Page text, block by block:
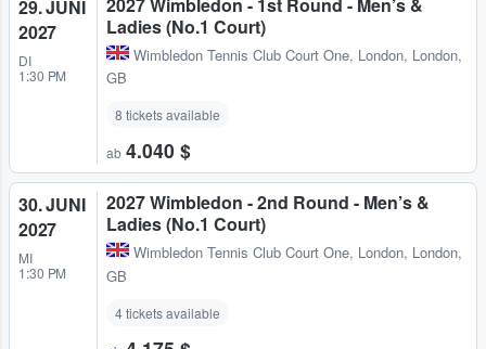
29. JUNI
2027
DI
1:30 PM
2027 Wimbledon - 1st Round - Men’s &
Ladies (No.1 Court)
Wimbledon Tennis Club Court One, London, London,
GB
8 tickets available
ab 4.040 $
30. JUNI
2027
MI
1:30 PM
2027 Wimbledon - 2nd Round - Men’s &
Ladies (No.1 Court)
Wimbledon Tennis Club Court One, London, London,
GB
4 tickets available